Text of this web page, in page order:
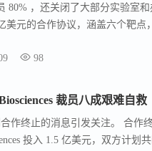
80% ，还关闭了大部分实验室和
美元的合作协议，涵盖六个靶点
。
98
裁员八成艰难自救
作终止的消息引发关注。 合作
投入 1.5 亿美元，双方计划